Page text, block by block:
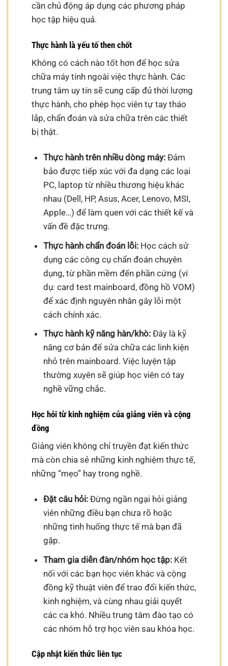
cần chủ động áp dụng các phương pháp
học tập hiệu quả.
Thực hành là yếu tố then chốt
Không có cách nào tốt hơn để học sửa
chữa máy tính ngoài việc thực hành. Các
trung tâm uy tín sẽ cung cấp đủ thời lượng
thực hành, cho phép học viên tự tay tháo
lắp, chẩn đoán và sửa chữa trên các thiết
bị thật.
Thực hành trên nhiều dòng máy:Đảm
bảo được tiếp xúc với đa dạng các loại
PC, laptop từ nhiều thương hiệu khác
nhau (Dell, HP, Asus, Acer, Lenovo, MSI,
Apple…) để làm quen với các thiết kế và
vấn đề đặc trưng.
Thực hành chẩn đoán lỗi:Học cách sử
dụng các công cụ chẩn đoán chuyên
dụng, từ phần mềm đến phần cứng (ví
dụ: card test mainboard, đồng hồ VOM)
để xác định nguyên nhân gây lỗi một
cách chính xác.
Thực hành kỹ năng hàn/khò:Đây là kỹ
năng cơ bản để sửa chữa các linh kiện
nhỏ trên mainboard. Việc luyện tập
thường xuyên sẽ giúp học viên có tay
nghề vững chắc.
Học hỏi từ kinh nghiệm của giảng viên và cộng
đồng
Giảng viên không chỉ truyền đạt kiến thức
mà còn chia sẻ những kinh nghiệm thực tế,
những “mẹo” hay trong nghề.
Đặt câu hỏi:Đừng ngần ngại hỏi giảng
viên những điều bạn chưa rõ hoặc
những tình huống thực tế mà bạn đã
gặp.
Tham gia diễn đàn/nhóm học tập:Kết
nối với các bạn học viên khác và cộng
đồng kỹ thuật viên để trao đổi kiến thức,
kinh nghiệm, và cùng nhau giải quyết
các ca khó. Nhiều trung tâm đào tạo có
các nhóm hỗ trợ học viên sau khóa học.
Cập nhật kiến thức liên tục